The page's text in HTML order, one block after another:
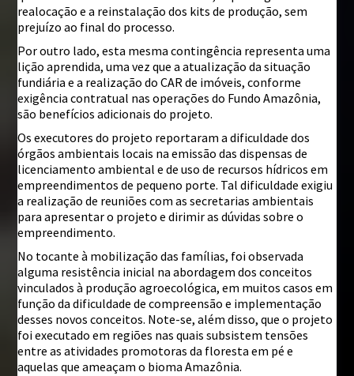
realocação e a reinstalação dos kits de produção, sem
prejuízo ao final do processo.
Por outro lado, esta mesma contingência representa uma
lição aprendida, uma vez que a atualização da situação
fundiária e a realização do CAR de imóveis, conforme
exigência contratual nas operações do Fundo Amazônia,
são benefícios adicionais do projeto.
Os executores do projeto reportaram a dificuldade dos
órgãos ambientais locais na emissão das dispensas de
licenciamento ambiental e de uso de recursos hídricos em
empreendimentos de pequeno porte. Tal dificuldade exigiu
a realização de reuniões com as secretarias ambientais
para apresentar o projeto e dirimir as dúvidas sobre o
empreendimento.
No tocante à mobilização das famílias, foi observada
alguma resistência inicial na abordagem dos conceitos
vinculados à produção agroecológica, em muitos casos em
função da dificuldade de compreensão e implementação
desses novos conceitos. Note-se, além disso, que o projeto
foi executado em regiões nas quais subsistem tensões
entre as atividades promotoras da floresta em pé e
aquelas que ameaçam o bioma Amazônia.